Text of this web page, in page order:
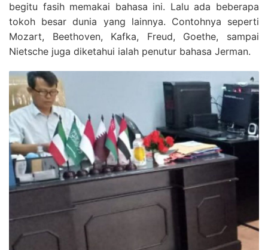
begitu fasih memakai bahasa ini. Lalu ada beberapa
tokoh besar dunia yang lainnya. Contohnya seperti
Mozart, Beethoven, Kafka, Freud, Goethe, sampai
Nietsche juga diketahui ialah penutur bahasa Jerman.